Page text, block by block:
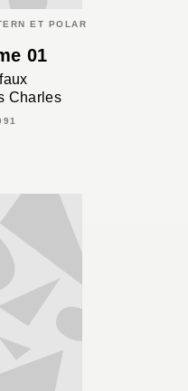
ET POLAR
01
Charles